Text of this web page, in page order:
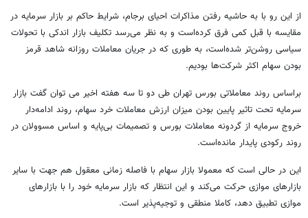
از این رو با به حاشیه رفتن مذاکرات احیای برجام، شرایط حاکم بر بازار سرمایه در
مقایسه با قبل کمی فرق کرده‌است و به نظر می‌رسد تکلیف بازار اندکی با تحولات
سیاسی روشن‌تر شده‌است، به طوری که در جریان معاملات روزانه شاهد قرمز
بودن سهام اکثر شرکت‌ها بودیم.
براساس روند معاملاتی بورس تهران طی دو تا سه هفته اخیر می توان گفت بازار
سرمایه تحت تاثیر پایین بودن میزان ارزش معاملات خرد سهام، روند ادامه‌دار
خروج سرمایه از گردونه معاملات بورس و تصمیمات بی‌پایه و اساس مسوولان در
روند رکودی پایدار مانده‌است.
این در حالی است که معمولا بازار سهام با فاصله زمانی معقول هم جهت با سایر
بازارهای موازی حرکت می‌کند و این انتظار که بازار سرمایه خود را با بازارهای
موازی تطبیق دهد، کاملا منطقی و توجیه‌پذیر است.